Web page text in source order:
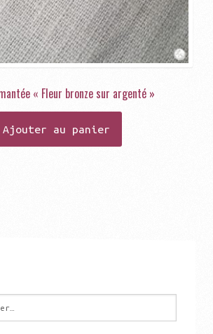
« Fleur bronze sur argenté »
Ajouter au panier